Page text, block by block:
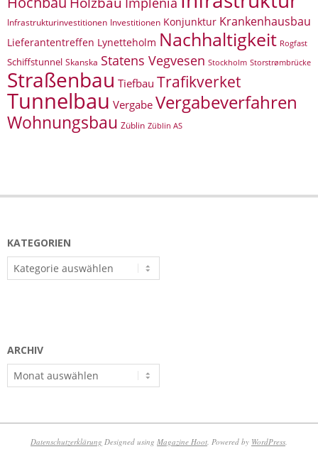
Infrastrukturinvestitionen Investitionen Konjunktur Krankenhausbau
Lieferantentreffen Lynetteholm Nachhaltigkeit Rogfast
Schiffstunnel Skanska Statens Vegvesen Stockholm Storstrømbrücke
Straßenbau Tiefbau Trafikverket
Tunnelbau Vergabe Vergabeverfahren
Wohnungsbau Züblin Züblin AS
KATEGORIEN
Kategorien
ARCHIV
Archiv
Datenschutzerklärung Designed using Magazine Hoot. Powered by WordPress.